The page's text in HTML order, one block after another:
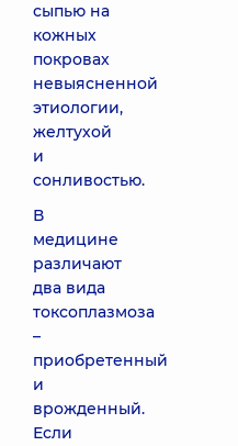
сыпью на
кожных
покровах
невыясненной
этиологии,
желтухой
и
сонливостью.
В
медицине
различают
два вида
токсоплазмоза
–
приобретенный
и
врожденный.
Если